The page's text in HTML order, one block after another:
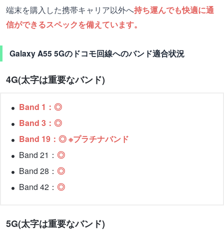
端末を購入した携帯キャリア以外へ持ち運んでも快適に通
信ができるスペックを備えています。
Galaxy A55 5Gのドコモ回線へのバンド適合状況
4G(太字は重要なバンド)
Band 1：◎
Band 3：◎
Band 19：◎ ※プラチナバンド
Band 21： ◎
Band 28： ◎
Band 42： ◎
5G(太字は重要なバンド)